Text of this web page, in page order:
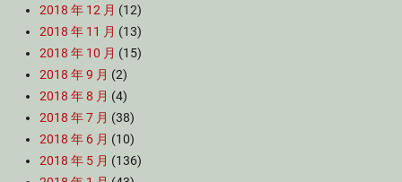
2018 年 12 月 (12)
2018 年 11 月 (13)
2018 年 10 月 (15)
2018 年 9 月 (2)
2018 年 8 月 (4)
2018 年 7 月 (38)
2018 年 6 月 (10)
2018 年 5 月 (136)